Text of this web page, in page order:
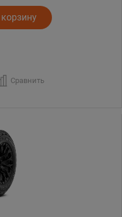
корзину
Сравнить